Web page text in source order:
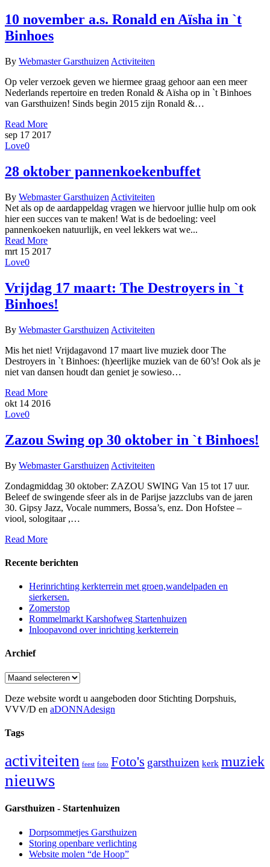
10 november a.s. Ronald en Aïsha in `t
Binhoes
By Webmaster Garsthuizen Activiteiten
Op veler verzoek geven we hiermee graag gehoor aan een meer
Nederlands repertoire en treden Ronald & Aïsha op in `t Binhoes
van Garsthuizen! Sinds begin 2015 zijn Ronald &…
Read More
sep 17 2017
Love0
28 oktober pannenkoekenbuffet
By Webmaster Garsthuizen Activiteiten
Net als op de aardappeldag vragen we hiervoor jullie hulp om ook
hier een succes van te maken! Wat is de bedoeling: veel
pannenkoeken natuurlijk, en veel lekkers wat we...
Read More
mrt 15 2017
Love0
Vrijdag 17 maart: The Destroyers in `t
Binhoes!
By Webmaster Garsthuizen Activiteiten
Mis het niet! Vrijdagavond 17 maart live muziek door The
Destroyers in `t Binhoes: (h)eerlijke muziek van de 60’s! Ook als je
niet van dansen houdt dan geniet je sowieso…
Read More
okt 14 2016
Love0
Zazou Swing op 30 oktober in `t Binhoes!
By Webmaster Garsthuizen Activiteiten
Zondagmiddag 30 oktober: ZAZOU SWING Van 15 tot 17 uur.
Beleef de swingende sfeer als in de Parijse jazzclubs van de jaren
30. Gipsy Jazz, Vocale nummers, Bossa’s, enz. Don Hofstee –
viool, sologitaar ,…
Read More
Recente berichten
Herinrichting kerkterrein met groen,wandelpaden en
sierkersen.
Zomerstop
Rommelmarkt Karshofweg Startenhuizen
Inloopavond over inrichting kerkterrein
Archief
Archief
Deze website wordt u aangeboden door Stichting Dorpshuis,
VVV/D en aDONNAdesign
Tags
activiteiten feest foto Foto's garsthuizen kerk muziek
nieuws
Garsthuizen - Startenhuizen
Dorpsommetjes Garsthuizen
Storing openbare verlichting
Website molen “de Hoop”